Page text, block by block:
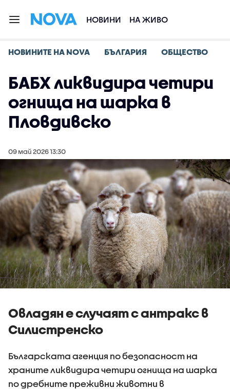
НОВИНИ НА ЖИВО
НОВИНИТЕ НА NOVA БЪЛГАРИЯ ОБЩЕСТВО
БАБХ ликвидира четири
огнища на шарка в
Пловдивско
09 май 2026 13:30
Овладян е случаят с антракс в
Силистренско
Българската агенция по безопасност на
храните ликвидира четири огнища на шарка
по дребните преживни животни в